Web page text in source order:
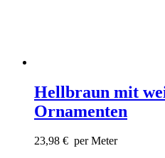
Hellbraun mit
Ornamenten
23,98 € per Meter